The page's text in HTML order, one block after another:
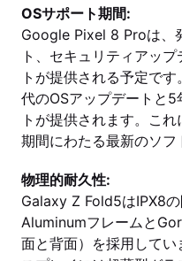
OSサポート期間:
Google Pixel 8 Proは、
ト、セキュリティアッ
トが提供される予定で
代のOSアップデートと
トが提供されます。こ
期間にわたる最新のソフ
物理的耐久性:
Galaxy Z Fold5はIPX8
Aluminumフレームと
面と背面）を採用して